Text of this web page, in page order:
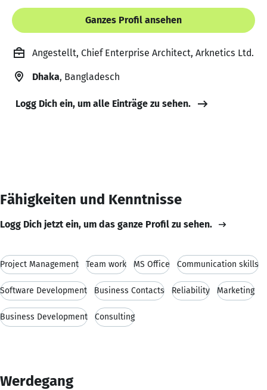
Ganzes Profil ansehen
Angestellt, Chief Enterprise Architect, Arknetics Ltd.
Dhaka, Bangladesch
Logg Dich ein, um alle Einträge zu sehen.
Fähigkeiten und Kenntnisse
Logg Dich jetzt ein, um das ganze Profil zu sehen.
Project Management Team work MS Office Communication skills
Software Development Business Contacts Reliability Marketing
Business Development Consulting
Werdegang